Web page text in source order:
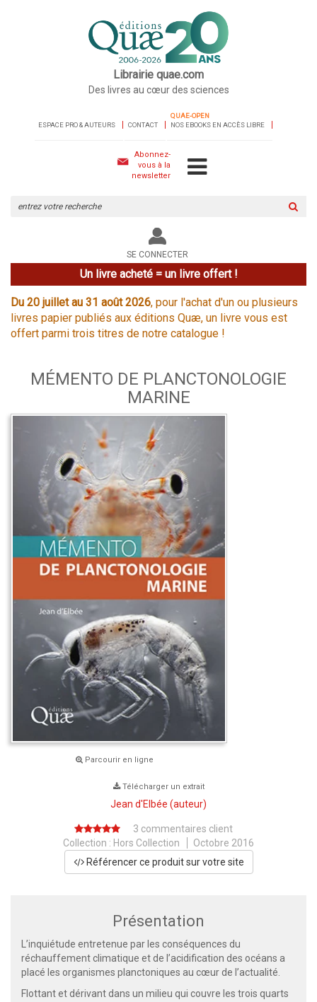
Librairie quae.com
Des livres au cœur des sciences
ESPACE PRO & AUTEURS CONTACT
QUAE-OPEN
NOS EBOOKS EN ACCÈS LIBRE
Abonnez-
vous à la
newsletter
le
site
SE CONNECTER
Un livre acheté = un livre offert !
Du 20 juillet au 31 août 2026, pour l'achat d'un ou plusieurs
livres papier publiés aux éditions Quæ, un livre vous est
offert parmi trois titres de notre catalogue !
MÉMENTO DE PLANCTONOLOGIE
MARINE
Parcourir en ligne
Télécharger un extrait
Jean d'Elbée (auteur)
3 commentaires client
Collection : Hors Collection
Octobre 2016
Référencer ce produit sur votre site
Présentation
L’inquiétude entretenue par les conséquences du
réchauffement climatique et de l’acidification des océans a
placé les organismes planctoniques au cœur de l’actualité.
Flottant et dérivant dans un milieu qui couvre les trois quarts